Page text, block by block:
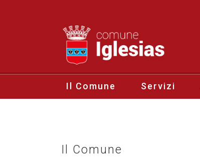
Il Comune Servizi
Il Comune